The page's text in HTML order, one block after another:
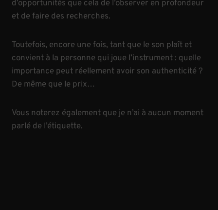
d’opportunités que cela de l’observer en profondeur
et de faire des recherches.
Toutefois, encore une fois, tant que le son plaît et
convient à la personne qui joue l’instrument : quelle
importance peut réellement avoir son authenticité ?
De même que le prix…
Vous noterez également que je n’ai à aucun moment
parlé de l’étiquette.